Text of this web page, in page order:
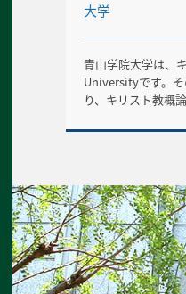
大学
青山学院大学は、
Universityです。
り、キリスト教概